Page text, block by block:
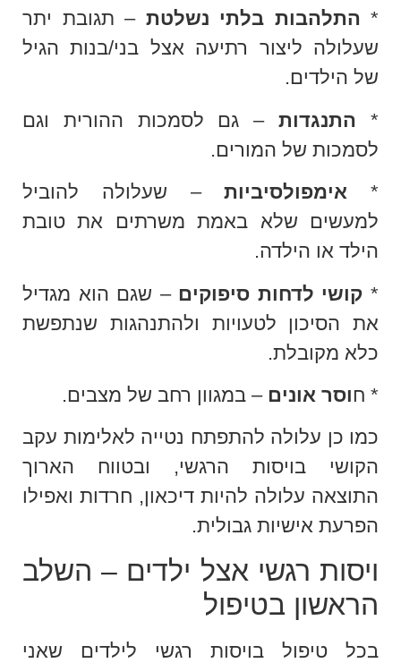
* התלהבות בלתי נשלטת – תגובת יתר
שעלולה ליצור רתיעה אצל בני/בנות הגיל
של הילדים.
* התנגדות– גם לסמכות ההורית וגם
לסמכות של המורים.
* אימפולסיביות– שעלולה להוביל
למעשים שלא באמת משרתים את טובת
הילד או הילדה.
*קושי לדחות סיפוקים – שגם הוא מגדיל
את הסיכון לטעויות ולהתנהגות שנתפשת
כלא מקובלת.
* חוסר אונים – במגוון רחב של מצבים.
כמו כן עלולה להתפתח נטייה לאלימות עקב
הקושי בויסות הרגשי, ובטווח הארוך
התוצאה עלולה להיות דיכאון, חרדות ואפילו
הפרעת אישיות גבולית.
ויסות רגשי אצל ילדים – השלב
הראשון בטיפול
בכל טיפול בויסות רגשי לילדים שאני